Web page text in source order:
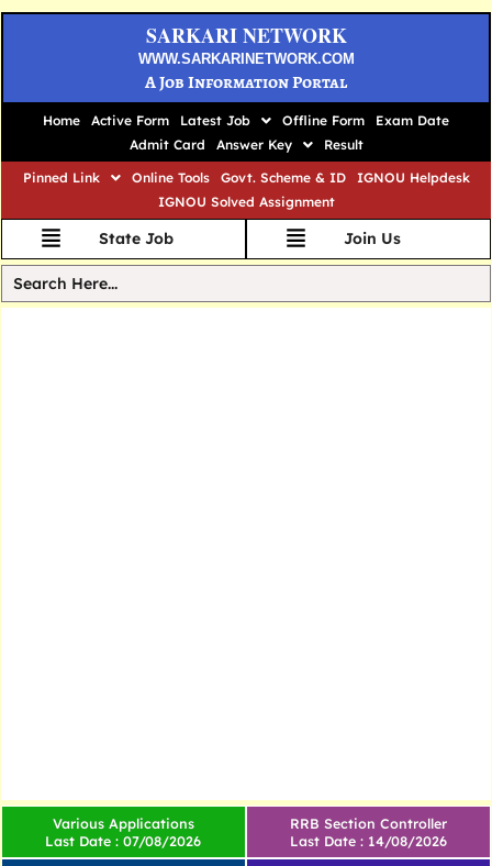
SARKARI NETWORK
WWW.SARKARINETWORK.COM
A Job Information Portal
Home Active Form Latest Job Offline Form
Exam Date
Admit Card
Answer Key
Result
Pinned Link
Online Tools Govt. Scheme & ID
IGNOU Helpdesk
IGNOU Solved Assignment
State Job Join Us
Various Applications
Last Date : 07/08/2026
RRB Section Controller
Last Date : 14/08/2026